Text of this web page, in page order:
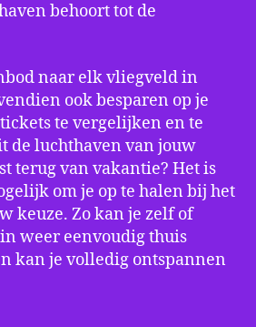
behoort tot de
naar elk vliegveld in
ook besparen op je
te vergelijken en te
de luchthaven van jouw
terug van vakantie? Het is
om je op te halen bij het
keuze. Zo kan je zelf of
weer eenvoudig thuis
kan je volledig ontspannen